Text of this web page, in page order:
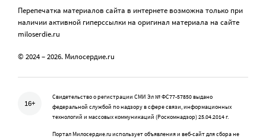
Перепечатка материалов сайта в интернете возможна только при
наличии активной гиперссылки на оригинал материала на сайте
miloserdie.ru
© 2024 – 2026. Милосердие.ru
16+
Свидетельство о регистрации СМИ Эл № ФС77-57850 выдано
федеральной службой по надзору в сфере связи, информационных
технологий и массовых коммуникаций (Роскомнадзор) 25.04.2014 г.
Портал Милосердие.ru использует объявления и веб-сайт для сбора не